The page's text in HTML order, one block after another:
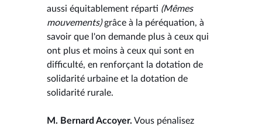
aussi équitablement réparti (Mêmes
mouvements)grâce à la péréquation, à
savoir que l'on demande plus à ceux qui
ont plus et moins à ceux qui sont en
difficulté, en renforçant la dotation de
solidarité urbaine et la dotation de
solidarité rurale.
M. Bernard Accoyer. Vous pénalisez